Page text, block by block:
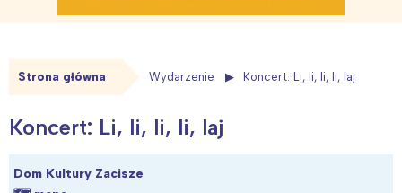
Strona główna Wydarzenie Koncert: Li, li, li, li, laj
Koncert: Li, li, li, li, laj
Dom Kultury Zacisze